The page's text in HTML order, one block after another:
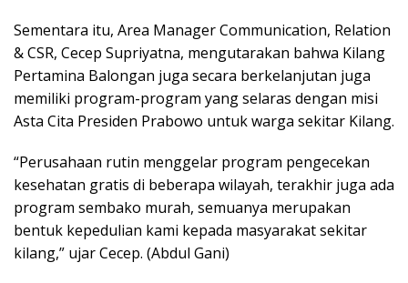
Sementara itu, Area Manager Communication, Relation
& CSR, Cecep Supriyatna, mengutarakan bahwa Kilang
Pertamina Balongan juga secara berkelanjutan juga
memiliki program-program yang selaras dengan misi
Asta Cita Presiden Prabowo untuk warga sekitar Kilang.
“Perusahaan rutin menggelar program pengecekan
kesehatan gratis di beberapa wilayah, terakhir juga ada
program sembako murah, semuanya merupakan
bentuk kepedulian kami kepada masyarakat sekitar
kilang,” ujar Cecep. (Abdul Gani)